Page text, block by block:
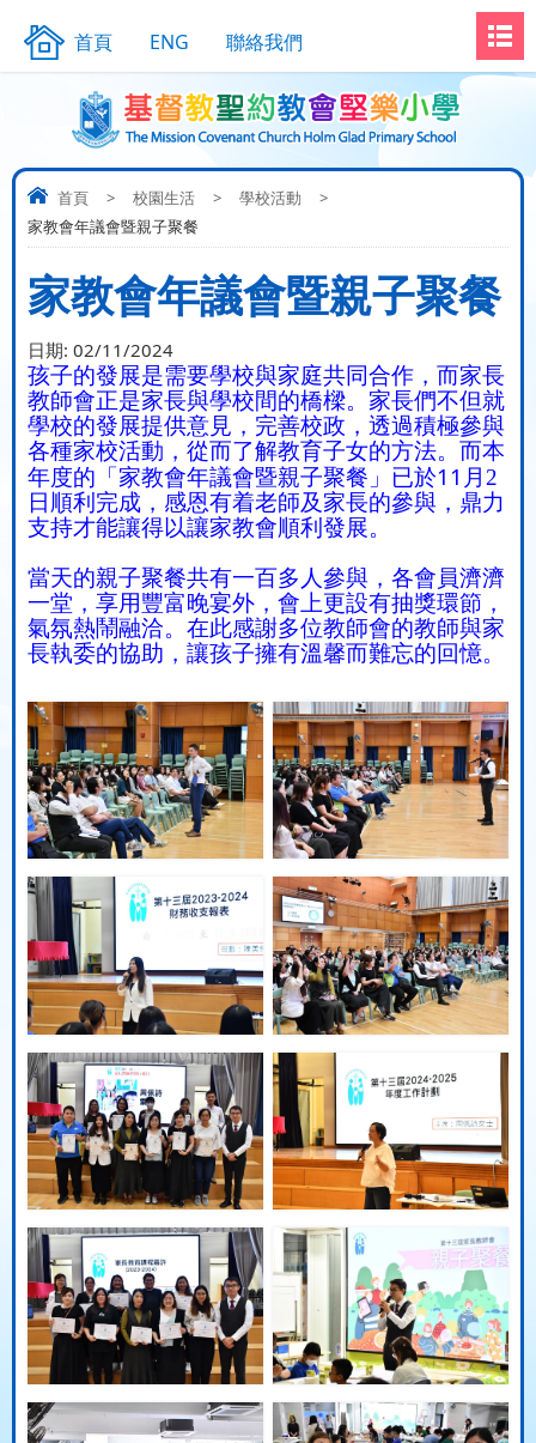
首頁 ENG 聯絡我們
首頁 > 校園生活 > 學校活動
>
家教會年議會暨親子聚餐
家教會年議會暨親子聚餐
日期: 02/11/2024
孩子的發展是需要學校與家庭共同合作，而家長
教師會正是家長與學校間的橋樑。家長們不但就
學校的發展提供意見，完善校政，透過積極參與
各種家校活動，從而了解教育子女的方法。而本
年度的「家教會年議會暨親子聚餐」已於11 月2
日順利完成，感恩有着老師及家長的參與，鼎力
支持才能讓得以讓家教會順利發展。
當天的親子聚餐共有一百多人參與，各會員濟濟
一堂，享用豐富晚宴外，會上更設有抽獎環節，
氣氛熱鬧融洽。在此感謝多位教師會的教師與家
長執委的協助，讓孩子擁有溫馨而難忘的回憶。